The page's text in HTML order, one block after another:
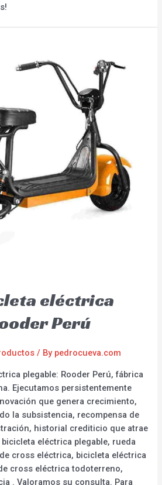
eléctrica
Perú
/ By pedrocueva.com
plegable: Rooder Perú, fábrica
Ejecutamos persistentemente
que genera crecimiento,
la subsistencia, recompensa de
historial crediticio que atrae
eléctrica plegable, rueda
cross eléctrica, bicicleta eléctrica
cross eléctrica todoterreno,
. Valoramos su consulta. Para